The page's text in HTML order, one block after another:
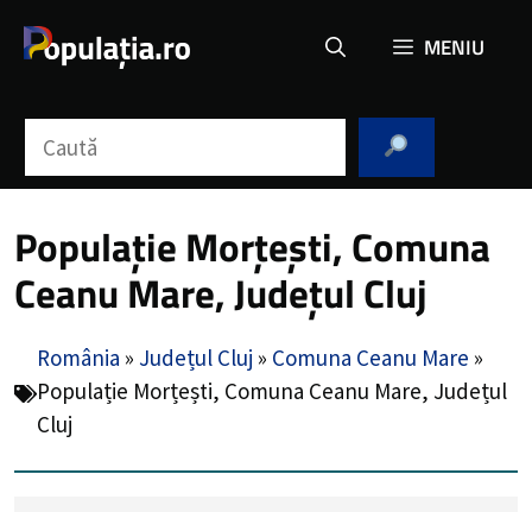
MENIU
Populație Morțești, Comuna
Ceanu Mare, Județul Cluj
România » Județul Cluj » Comuna Ceanu Mare »
Populație Morțești, Comuna Ceanu Mare, Județul
Cluj